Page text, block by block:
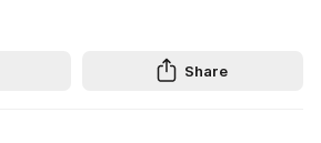
Share